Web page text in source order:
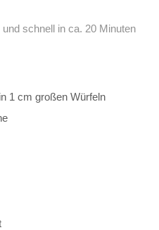
schnell in ca. 20 Minuten
1 cm großen Würfeln